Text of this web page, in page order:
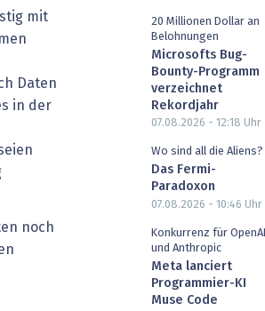
mit
Daten
in der
noch
20 Millionen Dollar an
Belohnungen
Microsofts Bug-
Bounty-Programm
verzeichnet
Rekordjahr
07.08.2026 - 12:18 Uhr
Wo sind all die Aliens?
Das Fermi-
Paradoxon
07.08.2026 - 10:46 Uhr
Konkurrenz für OpenAI
und Anthropic
Meta lanciert
Programmier-KI
Muse Code